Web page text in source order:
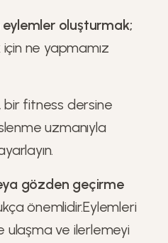
oluşturmak;
ne yapmamız
bir fitness dersine
uzmanıyla
gözden geçirme
önemlidir.Eylemleri
ve ilerlemeyi